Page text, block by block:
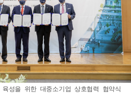
성을 위한 대중소기업 상호협력 협약식